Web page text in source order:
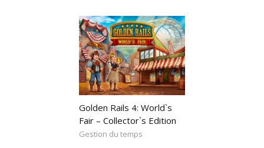
Golden Rails 4: World`s
Fair – Collector`s Edition
Gestion du temps